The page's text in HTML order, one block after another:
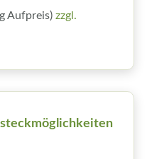
Aufpreis) zzgl.